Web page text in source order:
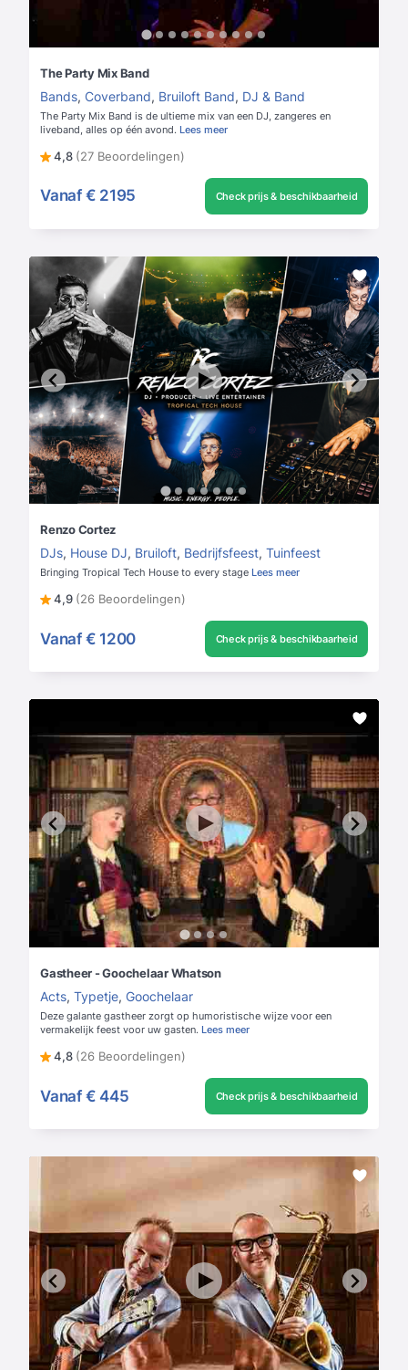
The Party Mix Band
Bands, Coverband, Bruiloft Band, DJ & Band
The Party Mix Band is de ultieme mix van een DJ, zangeres en
liveband, alles op één avond. Lees meer
4,8 (27 Beoordelingen)
Vanaf € 2195 Check prijs & beschikbaarheid
Renzo Cortez
DJs, House DJ, Bruiloft, Bedrijfsfeest, Tuinfeest
Bringing Tropical Tech House to every stage Lees meer
4,9 (26 Beoordelingen)
Vanaf € 1200 Check prijs & beschikbaarheid
Gastheer - Goochelaar Whatson
Acts, Typetje, Goochelaar
Deze galante gastheer zorgt op humoristische wijze voor een
vermakelijk feest voor uw gasten. Lees meer
4,8 (26 Beoordelingen)
Vanaf € 445 Check prijs & beschikbaarheid